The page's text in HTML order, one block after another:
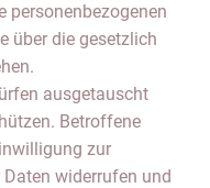
personenbezogenen
über die gesetzlich
ausgetauscht
Betroffene
zur
widerrufen und